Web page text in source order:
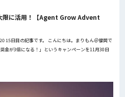
限に活用！【Agent Grow Advent
15日目の記事です。 こんにちは。まりもん＠福岡で
金が3倍になる！」というキャンペーンを11月30日